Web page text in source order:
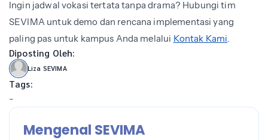
Ingin jadwal vokasi tertata tanpa drama? Hubungi tim
SEVIMA untuk demo dan rencana implementasi yang
paling pas untuk kampus Anda melalui Kontak Kami.
Diposting Oleh:
Liza SEVIMA
Tags:
-
Mengenal SEVIMA